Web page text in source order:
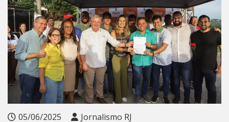
05/06/2025
Jornalismo RJ